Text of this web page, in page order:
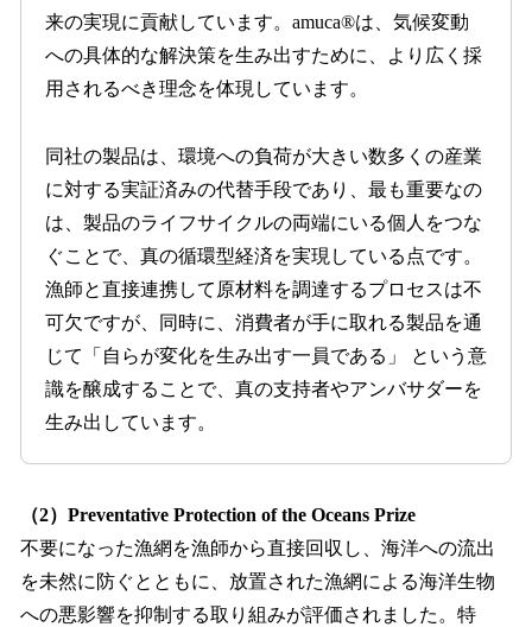
来の実現に貢献しています。amuca®は、気候変動
への具体的な解決策を生み出すために、より広く採
用されるべき理念を体現しています。
同社の製品は、環境への負荷が大きい数多くの産業
に対する実証済みの代替手段であり、最も重要なの
は、製品のライフサイクルの両端にいる個人をつな
ぐことで、真の循環型経済を実現している点です。
漁師と直接連携して原材料を調達するプロセスは不
可欠ですが、同時に、消費者が手に取れる製品を通
じて「自らが変化を生み出す一員である」 という意
識を醸成することで、真の支持者やアンバサダーを
生み出しています。
（2）Preventative Protection of the Oceans Prize
不要になった漁網を漁師から直接回収し、海洋への流出
を未然に防ぐとともに、放置された漁網による海洋生物
への悪影響を抑制する取り組みが評価されました。特